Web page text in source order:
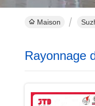
Maison
Rayonnage